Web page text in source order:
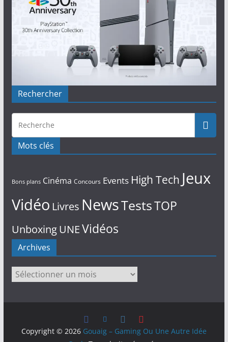
Rechercher
Mots clés
Bons plans Cinéma Concours Events High Tech Jeux
Vidéo Livres NewsTestsTOP
UnboxingUNEVidéos
Archives
Archives
Copyright © 2026 Gouaig – Gaming Ou Une Autre Idée